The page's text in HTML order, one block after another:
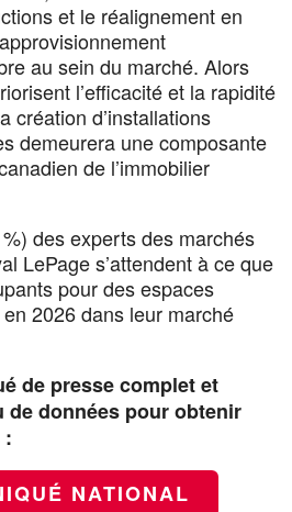
et le réalignement en
au sein du marché. Alors
l’efficacité et la rapidité
création d’installations
demeurera une composante
de l’immobilier
des experts des marchés
LePage s’attendent à ce que
pour des espaces
2026 dans leur marché
de presse complet et
de données pour obtenir
:
NATIONAL